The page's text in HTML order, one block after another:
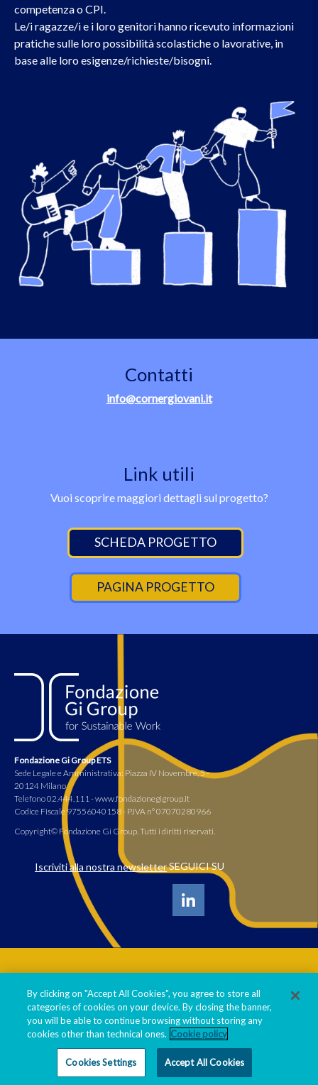
competenza o CPI.
Le/i ragazze/i e i loro genitori hanno ricevuto informazioni
pratiche sulle loro possibilità scolastiche o lavorative, in
base alle loro esigenze/richieste/bisogni.
Contatti
info@cornergiovani.it
Link utili
Vuoi scoprire maggiori dettagli sul progetto?
SCHEDA PROGETTO
PAGINA PROGETTO
Fondazione Gi Group ETS
Sede Legale e Amministrativa: Piazza IV Novembre, 5 -
20124 Milano
Telefono 02.444.111 - www.fondazionegigroup.it
Codice Fiscale 97556040158 - P.IVA n° 07070280966
Copyright© Fondazione Gi Group. Tutti i diritti riservati.
SEGUICI SU
Iscriviti alla nostra newsletter
Cookie policy
Statuto Fondazione
By clicking on "Accept All Cookies", you agree to store all
categories of cookies on your device. By closing the banner,
you will be able to continue browsing without storing any
cookies other than technical ones. Cookie policy
Cookies Settings Accept All Cookies